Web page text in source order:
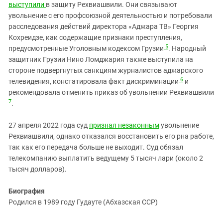
выступили в защиту Рехвиашвили. Они связывают
увольнение с его профсоюзной деятельностью и потребовали
расследования действий директора «Аджара ТВ» Георгия
Кохреидзе, как содержащие признаки преступления,
предусмотренные Уголовным кодексом Грузии 5. Народный
защитник Грузии Нино Ломджария также выступила на
стороне подвергнутых санкциям журналистов аджарского
телевидения, констатировала факт дискриминации 6 и
рекомендовала отменить приказ об увольнении Рехвиашвили
7.
27 апреля 2022 года суд признал незаконнымувольнение
Рехвиашвили, однако отказался восстановить его рна работе,
так как его передача больше не выходит. Суд обязал
телекомпанию выплатить ведущему 5 тысяч лари (около 2
тысяч долларов).
Биография
Родился в 1989 году Гудауте (Абхазская ССР)